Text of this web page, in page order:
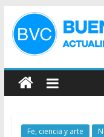
Fe, ciencia y arte